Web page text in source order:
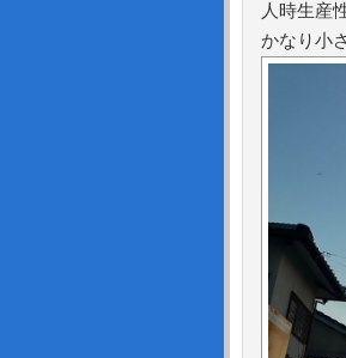
人時生産
かなり小